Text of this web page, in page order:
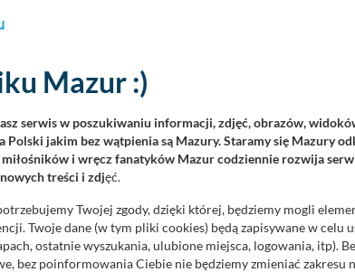
znajduje się na etapie przygotowania przetargu. Jeśli
za dwa lata. Całkowity koszt inwestycji, wraz z
Znajduje się nad jeziorem Roś, a przez Pisz przepływa
znajduje się...
Mazur :)
serwis w poszukiwaniu informacji, zdjęć, obrazów,
Polski jakim bez wątpienia są Mazury. Staramy się Mazury
i wręcz fanatyków Mazur codziennie rozwija
treści i zdjęć.
Twojej zgody, dzięki której, będziemy mogli
Twoje dane (w tym pliki cookies) będą zapisywane w celu
ostatnie wyszukania, ulubione miejsca, logowania, itp).
bez poinformowania Ciebie nie będziemy zmieniać zakresu